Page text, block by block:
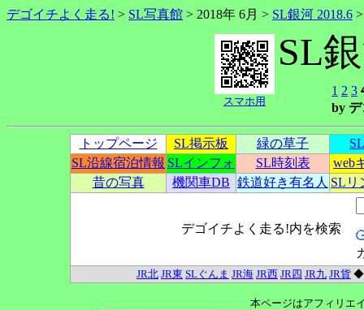
デゴイチよく走る! > SL写真館 > 2018年 6月 > SL銀河 2018.6
スマホ用
SL
1 2 3
by
トップページ SL掲示板 緑の草子
SL沿線宿泊情報 SLインフォ SL時刻表
web
昔の写真
機関車DB 鉄道好き有名人 SLリ
デゴイチよく走る!内を検索
JR北 JR東 SLぐんま JR海 JR西 JR四 JR九 JR貨
本ページはアフィリエ